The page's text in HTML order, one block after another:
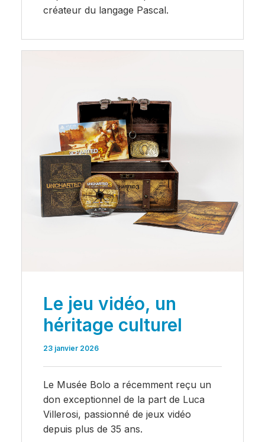
créateur du langage Pascal.
Le jeu vidéo, un
héritage culturel
23 janvier 2026
Le Musée Bolo a récemment reçu un
don exceptionnel de la part de Luca
Villerosi, passionné de jeux vidéo
depuis plus de 35 ans.